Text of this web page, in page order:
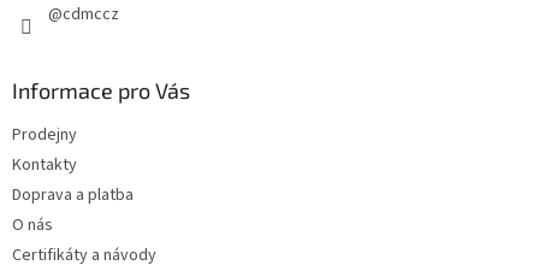
@cdmccz
Informace pro Vás
Prodejny
Kontakty
Doprava a platba
O nás
Certifikáty a návody